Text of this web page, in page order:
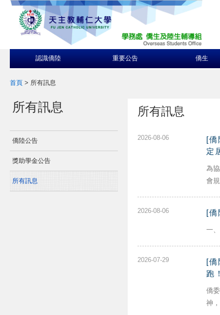
認識僑陸 重要公告 僑生
首頁 > 所有訊息
所有訊息
僑陸公告
獎助學金公告
所有訊息
所有訊息
2026-08-06
[僑
定
為
會
2026-08-06 [
一
2026-07-29
[
跑
僑
神